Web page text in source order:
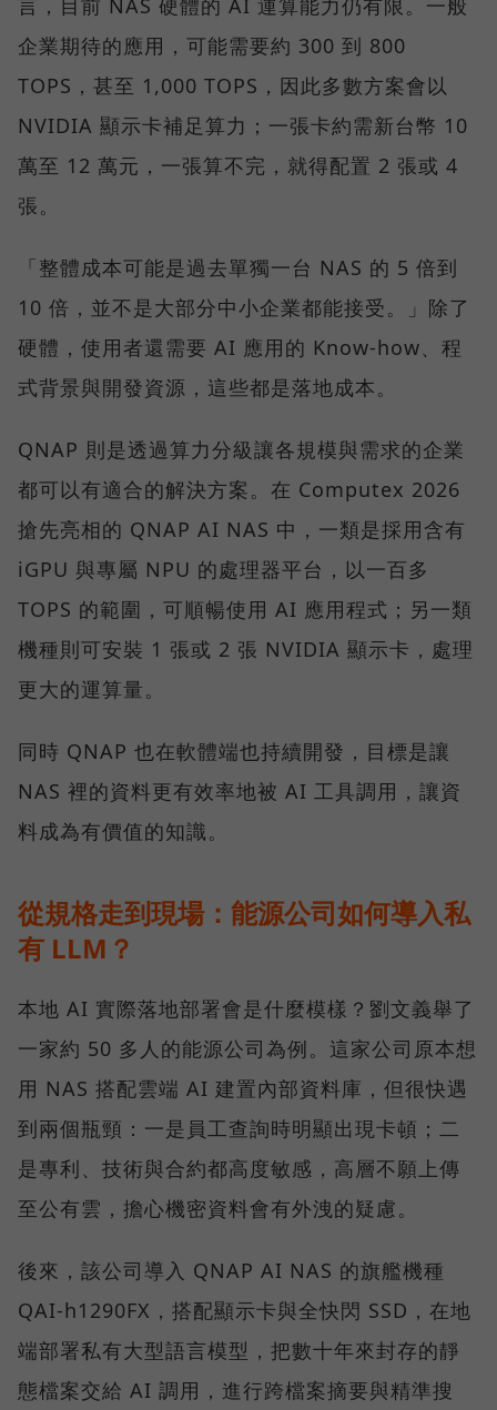
企業期待的應用，可能需要約 300 到 800
TOPS，甚至 1,000 TOPS，因此多數方案會以
NVIDIA 顯示卡補足算力；一張卡約需新台幣 10
萬至 12 萬元，一張算不完，就得配置 2 張或 4
張。
「整體成本可能是過去單獨一台 NAS 的 5 倍到
10 倍，並不是大部分中小企業都能接受。」除了
硬體，使用者還需要 AI 應用的 Know-how、程
式背景與開發資源，這些都是落地成本。
QNAP 則是透過算力分級讓各規模與需求的企業
都可以有適合的解決方案。在 Computex 2026
搶先亮相的 QNAP AI NAS 中，一類是採用含有
iGPU 與專屬 NPU 的處理器平台，以一百多
TOPS 的範圍，可順暢使用 AI 應用程式；另一類
機種則可安裝 1 張或 2 張 NVIDIA 顯示卡，處理
更大的運算量。
同時 QNAP 也在軟體端也持續開發，目標是讓
NAS 裡的資料更有效率地被 AI 工具調用，讓資
料成為有價值的知識。
從規格走到現場：能源公司如何導入私
有 LLM？
本地 AI 實際落地部署會是什麼模樣？劉文義舉了
一家約 50 多人的能源公司為例。這家公司原本想
用 NAS 搭配雲端 AI 建置內部資料庫，但很快遇
到兩個瓶頸：一是員工查詢時明顯出現卡頓；二
是專利、技術與合約都高度敏感，高層不願上傳
至公有雲，擔心機密資料會有外洩的疑慮。
後來，該公司導入 QNAP AI NAS 的旗艦機種
QAI-h1290FX，搭配顯示卡與全快閃 SSD，在地
端部署私有大型語言模型，把數十年來封存的靜
態檔案交給 AI 調用，進行跨檔案摘要與精準搜